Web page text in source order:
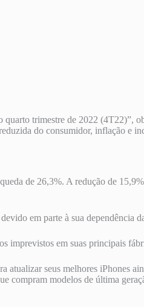
trimestre de 2022
do consumidor, inflação e
de 26,3%. A redução de
em parte à sua dependência
imprevistos em suas principais
seus melhores iPhones
compram modelos de última